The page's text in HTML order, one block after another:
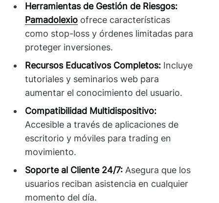
Herramientas de Gestión de Riesgos:
Pamadolexio ofrece características
como stop-loss y órdenes limitadas para
proteger inversiones.
Recursos Educativos Completos: Incluye
tutoriales y seminarios web para
aumentar el conocimiento del usuario.
Compatibilidad Multidispositivo:
Accesible a través de aplicaciones de
escritorio y móviles para trading en
movimiento.
Soporte al Cliente 24/7: Asegura que los
usuarios reciban asistencia en cualquier
momento del día.